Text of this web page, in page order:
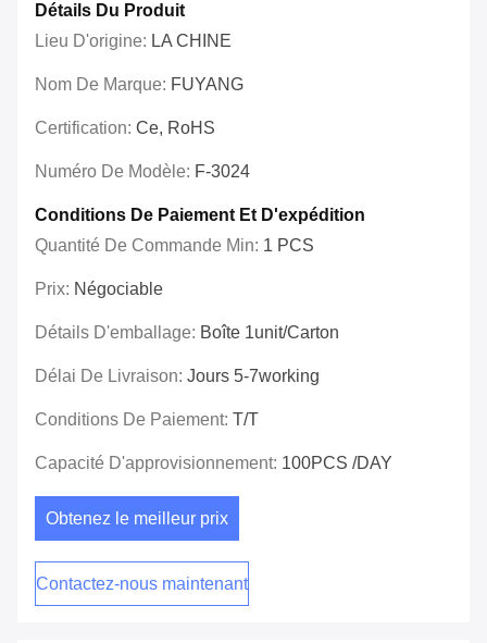
Détails Du Produit
Lieu D'origine: LA CHINE
Nom De Marque: FUYANG
Certification: Ce, RoHS
Numéro De Modèle: F-3024
Conditions De Paiement Et D'expédition
Quantité De Commande Min: 1 PCS
Prix: Négociable
Détails D'emballage: Boîte 1unit/carton
Délai De Livraison: Jours 5-7working
Conditions De Paiement: T/T
Capacité D'approvisionnement: 100PCS /DAY
Obtenez le meilleur prix
Contactez-nous maintenant